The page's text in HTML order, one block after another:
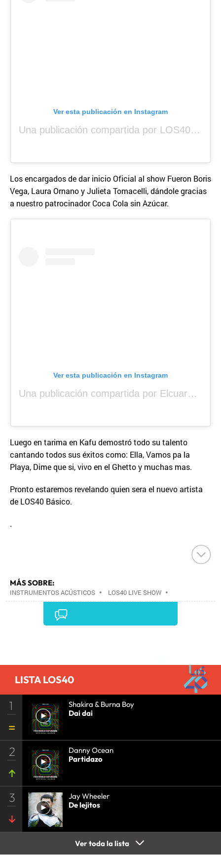
Ver esta publicación en Instagram
Una publicación compartida por LOS40 Panamá (@los40panama)
Los encargados de dar inicio Oficial al show Fueron Boris
Vega, Laura Ornano y Julieta Tomacelli, dándole gracias
a nuestro patrocinador Coca Cola sin Azúcar.
Ver esta publicación en Instagram
Una publicación compartida por Elcuara (@elcuara.25)
Luego en tarima en Kafu demostró todo su talento
cantando todos sus éxitos como: Ella, Vamos pa la
Playa, Dime que si, vivo en el Ghetto y muchas mas.
Pronto estaremos revelando quien sera el nuevo artista
de LOS40 Básico.
.
MÁS SOBRE:
INSTRUMENTOS ACÚSTICOS • LOS40 LIVE SHOW •
CONCIERTOS•LOS40•EVENTOS MUSICALES•
•AGENDA CULTURAL
•PRISA MEDIA•MÚSICA•GRUPO
COMUNICACIÓN•COMUNICACIÓN•
LISTA LOS40
1
Shakira & Burna Boy
Dai dai
2
Danny Ocean
Partidazo
3
Jay Wheeler
De lejitos
Ver toda la lista